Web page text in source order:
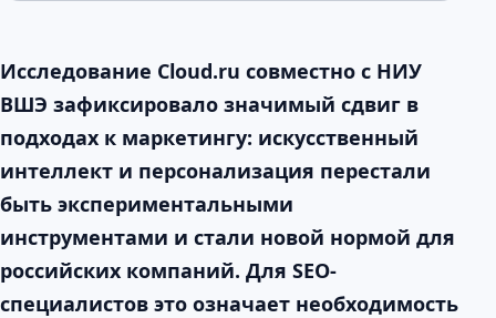
Исследование Cloud.ru совместно с НИУ
ВШЭ зафиксировало значимый сдвиг в
подходах к маркетингу: искусственный
интеллект и персонализация перестали
быть экспериментальными
инструментами и стали новой нормой для
российских компаний. Для SEO-
специалистов это означает необходимость